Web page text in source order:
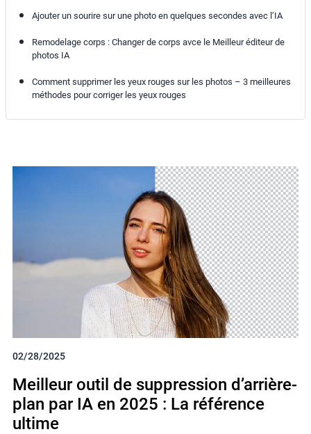
Ajouter un sourire sur une photo en quelques secondes avec l’IA
Remodelage corps : Changer de corps avce le Meilleur éditeur de
photos IA
Comment supprimer les yeux rouges sur les photos – 3 meilleures
méthodes pour corriger les yeux rouges
02/28/2025
Meilleur outil de suppression d’arrière-
plan par IA en 2025 : La référence
ultime